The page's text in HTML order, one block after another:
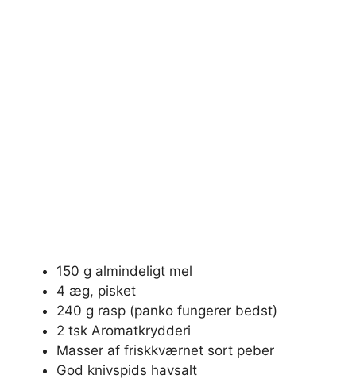
150 g almindeligt mel
4 æg, pisket
240 g rasp (panko fungerer bedst)
2 tsk Aromatkrydderi
Masser af friskkværnet sort peber
God knivspids havsalt